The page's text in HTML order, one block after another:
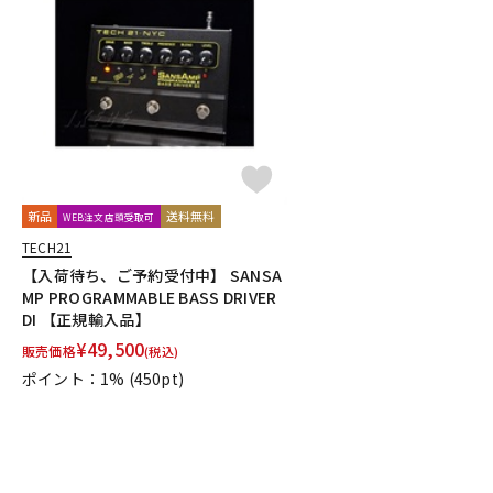
新品 WEB注文店頭受取可 送料無料
TECH21
【入荷待ち、ご予約受付中】 SANSA
MP PROGRAMMABLE BASS DRIVER
DI 【正規輸入品】
販売価格¥49,500(税込)
ポイント：1% (450pt)